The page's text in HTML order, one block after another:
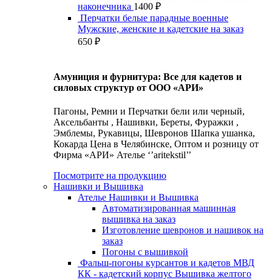
наконечника 1400 ₽
Перчатки белые парадные военные
Мужские, женские и кадетские на заказ
650 ₽
Амуниция и фурнитура: Все для кадетов и
силовых структур от ООО «АРИ»
Пагоны, Ремни и Перчатки бели или черный,
Аксельбанты , Нашивки, Береты, Фуражки ,
Эмблемы, Рукавицы, Шевронов Шапка ушанка,
Кокарда Цена в Челябинске, Оптом и розницу от
Фирма «АРИ» Ателье ‘’aritekstil’’
Посмотрите на продукцию
Нашивки и Вышивка
Ателье Нашивки и Вышивка
Автоматизированная машинная
вышивка на заказ
Изготовление шевронов и нашивок на
заказ
Погоны с вышивкой
Фальш-погоны курсантов и кадетов МВД
КК - кадетский корпус Вышивка желтого